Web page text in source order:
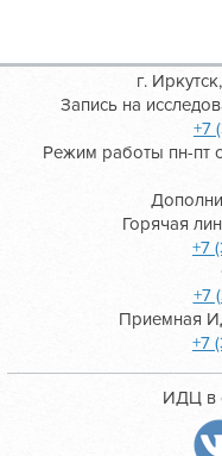
г.
Запись на
+7
Режим работы пн-пт
Горячая
+7
+7
Приемная
+7
ИДЦ в